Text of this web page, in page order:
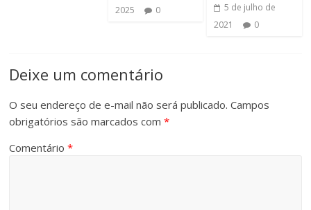
2025
0
5 de julho de
2021
0
Deixe um comentário
O seu endereço de e-mail não será publicado. Campos
obrigatórios são marcados com*
Comentário*